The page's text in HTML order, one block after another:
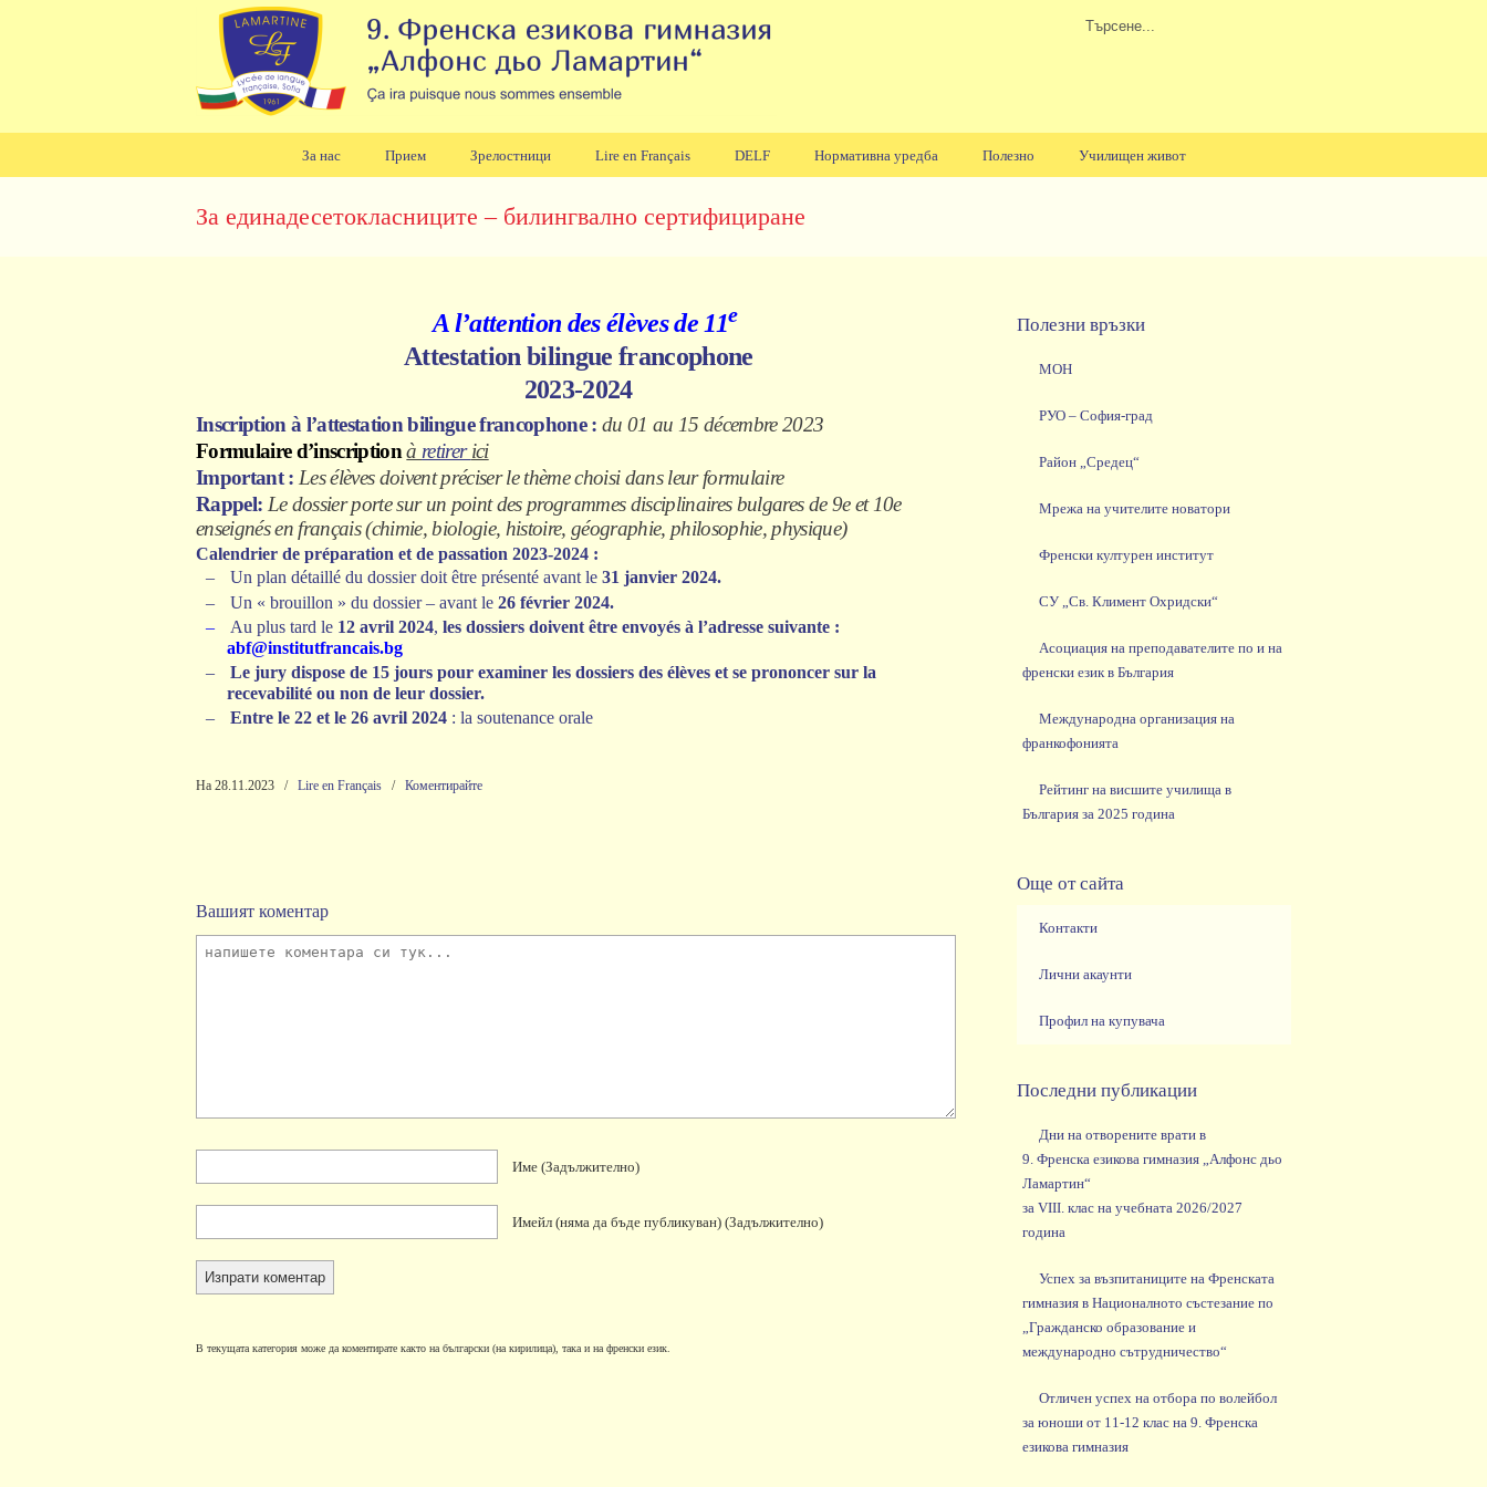
За нас Прием Зрелостници Lire en Français DELF Нормативна уредба Полезно Училищен живот
Навигация
За единадесетокласниците – билингвално сертифициране
A l’attention des élèves de11e
Attestation bilingue francophone
2023-2024
Inscription à l’attestation bilingue francophone : du 01 au 15 décembre 2023
Formulaire d’inscription àretirerici
Important : Les élèves doivent préciser le thème choisi dans leur formulaire
Rappel: Le dossier porte sur un point des programmes disciplinaires bulgares de 9e et 10e
enseignés en français (chimie, biologie, histoire, géographie, philosophie, physique)
Calendrier de préparation et de passation 2023-2024 :
–
Un plan détaillé du dossier doit être présenté avant le31 janvier 2024.
–
Un « brouillon » du dossier – avant le26 février 2024.
–
Au plus tard le 12 avril 2024,les dossiersdoivent être envoyés à l’adresse suivante :
abf@institutfrancais.bg
–
Le jury dispose de 15 jours pour examiner les dossiers des élèves et se prononcer sur la
recevabilité ou non de leur dossier.
–
Entre le 22 et le 26 avril 2024 : la soutenance orale
На 28.11.2023 / Lire en Français / Коментирайте
Вашият коментар
Име (задължително)
Имейл (няма да бъде публикуван) (задължително)
В текущата категория може да коментирате както на български (на кирилица), така и на френски език.
Полезни връзки
МОН
РУО – София-град
Район „Средец“
Мрежа на учителите новатори
Френски културен институт
СУ „Св. Климент Охридски“
Асоциация на преподавателите по и на
френски език в България
Международна организация на
франкофонията
Рейтинг на висшите училища в
България за 2025 година
Още от сайта
Контакти
Лични акаунти
Профил на купувача
Последни публикации
Дни на отворените врати в
9. Френска езикова гимназия „Алфонс дьо
Ламартин“
за VIII. клас на учебната 2026/2027
година
Успех за възпитаниците на Френската
гимназия в Националното състезание по
„Гражданско образование и
международно сътрудничество“
Отличен успех на отбора по волейбол
за юноши от 11-12 клас на 9. Френска
езикова гимназия